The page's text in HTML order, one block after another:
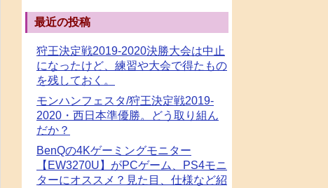
最近の投稿
狩王決定戦2019-2020決勝大会は中止
になったけど、練習や大会で得たもの
を残しておく。
モンハンフェスタ/狩王決定戦2019-
2020・西日本準優勝。どう取り組ん
だか？
BenQの4Kゲーミングモニター
【EW3270U】がPCゲーム、PS4モニ
ターにオススメ？見た目、仕様など紹